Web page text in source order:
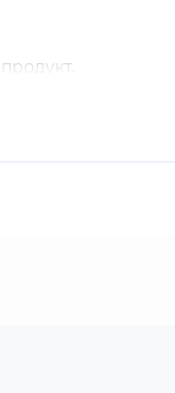
маг-